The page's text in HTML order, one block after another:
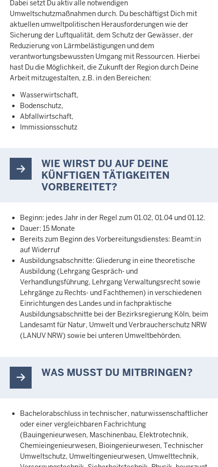
Dabei setzt Du aktiv alle notwendigen
Umweltschutzmaßnahmen durch. Du beschäftigst Dich mit
aktuellen umweltpolitischen Herausforderungen wie der
Sicherung der Luftqualität, dem Schutz der Gewässer, der
Reduzierung von Lärmbelästigungen und dem
verantwortungsbewussten Umgang mit Ressourcen. Hierbei
hast Du die Möglichkeit, die Zukunft der Region durch Deine
Arbeit mitzugestalten, z.B. in den Bereichen:
Wasserwirtschaft,
Bodenschutz,
Abfallwirtschaft,
Immissionsschutz
WIE WIRST DU AUF DEINE
KÜNFTIGEN TÄTIGKEITEN
VORBEREITET?
Beginn: jedes Jahr in der Regel zum 01.02, 01.04 und 01.12.
Dauer: 15 Monate
Bereits zum Beginn des Vorbereitungsdienstes: Beamt:in
auf Widerruf
Ausbildungsabschnitte: Gliederung in eine theoretische
Ausbildung (Lehrgang Gespräch- und
Verhandlungsführung, Lehrgang Verwaltungsrecht sowie
Lehrgänge zu Rechts- und Fachthemen) in verschiedenen
Einrichtungen des Landes und in fachpraktische
Ausbildungsabschnitte bei der Bezirksregierung Köln, beim
Landesamt für Natur, Umwelt und Verbraucherschutz NRW
(LANUV NRW) sowie bei unteren Umweltbehörden.
WAS MUSST DU MITBRINGEN?
Bachelorabschluss in technischer, naturwissenschaftlicher
oder einer vergleichbaren Fachrichtung
(Bauingenieurwesen, Maschinenbau, Elektrotechnik,
Chemieingenieurwesen, Bioingenieurwesen, Technischer
Umweltschutz, Umweltingenieurwesen, Umwelttechnik,